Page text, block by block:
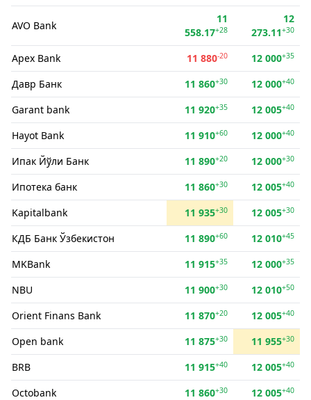
AVO Bank
11
558.17+28
12
273.11+30
Apex Bank 11 880-20 12 000+35
Давр Банк 11 860+30 12 000+40
Garant bank 11 920+35 12 005+40
Hayot Bank 11 910+60 12 000+40
Ипак Йўли Банк 11 890+20 12 000+30
Ипотека банк 11 860+30 12 005+40
Kapitalbank 11 935+30 12 005+30
КДБ Банк Ўзбекистон 11 890+60 12 010+45
MKBank 11 915+35 12 000+35
NBU 11 900+30 12 010+50
Orient Finans Bank 11 870+20 12 005+40
Open bank 11 875+30 11 955+30
BRB 11 915+40 12 005+40
Octobank 11 860+30 12 005+40